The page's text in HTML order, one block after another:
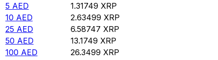
5 AED 1.31749 XRP
10 AED 2.63499 XRP
25 AED 6.58747 XRP
50 AED 13.1749 XRP
100 AED 26.3499 XRP